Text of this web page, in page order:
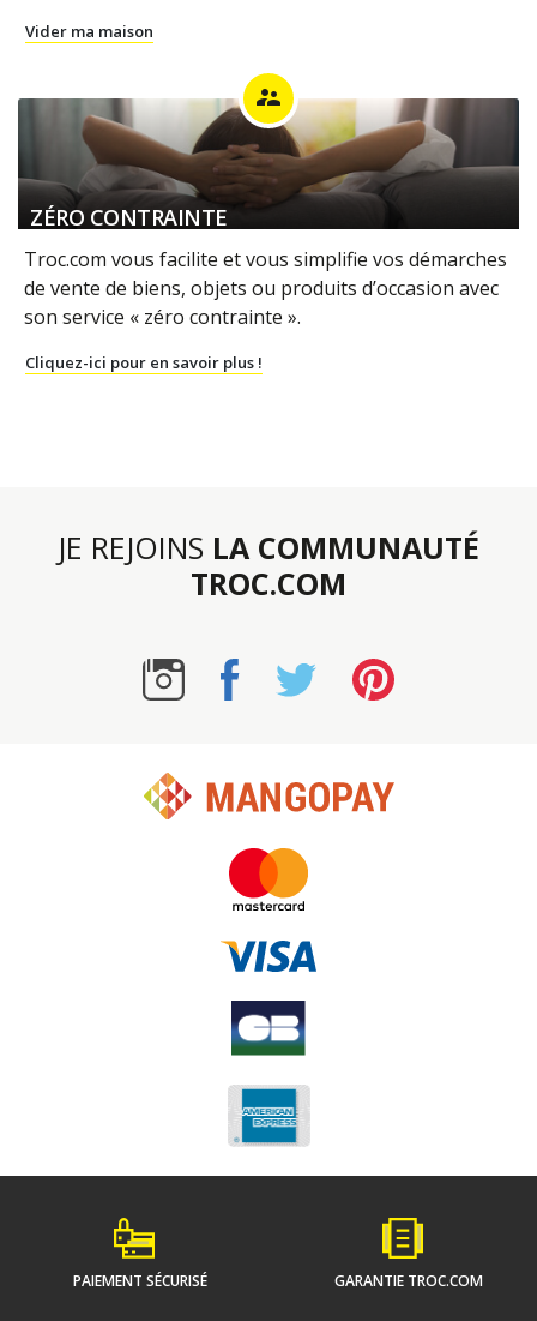
Vider ma maison
supervisor_account
ZÉRO CONTRAINTE
Troc.com vous facilite et vous simplifie vos démarches
de vente de biens, objets ou produits d’occasion avec
son service « zéro contrainte ».
Cliquez-ici pour en savoir plus !
JE REJOINS LA COMMUNAUTÉ
TROC.COM
PAIEMENT SÉCURISÉ GARANTIE TROC.COM